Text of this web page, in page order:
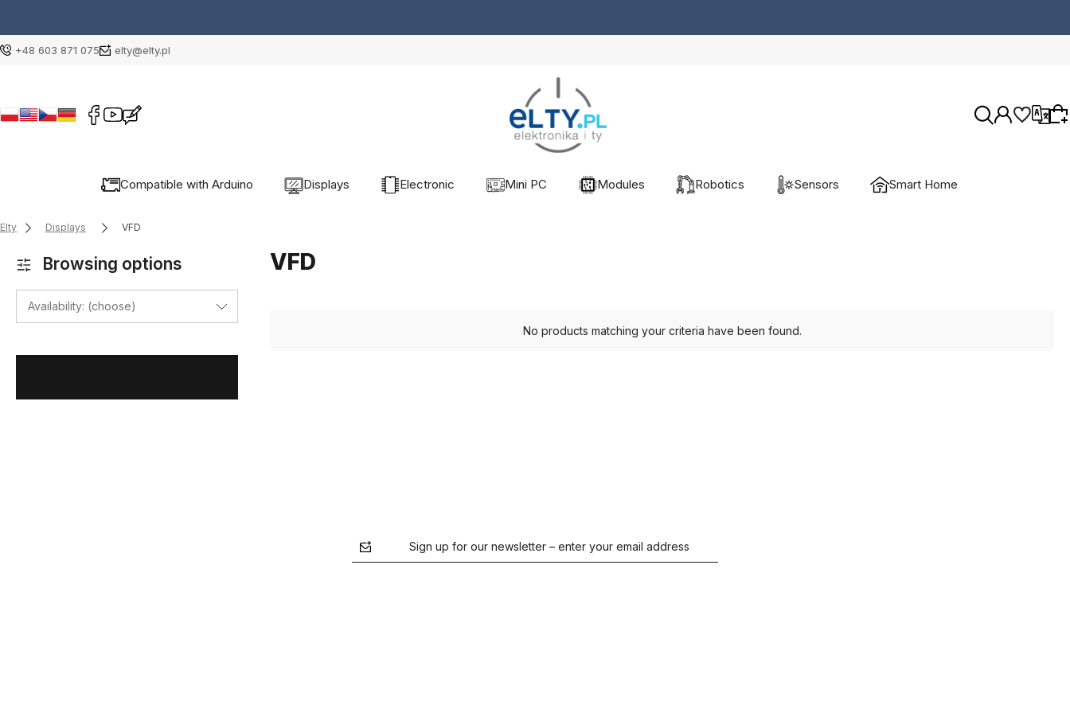
+48 603 871 075 elty@elty.pl
Compatible with Arduino Displays Electronic Mini PC Modules Robotics Sensors Smart Home
Elty Displays VFD
Browsing options
Availability: (choose)
VFD
No products matching your criteria have been found.
Sign up for our newsletter – enter your email address